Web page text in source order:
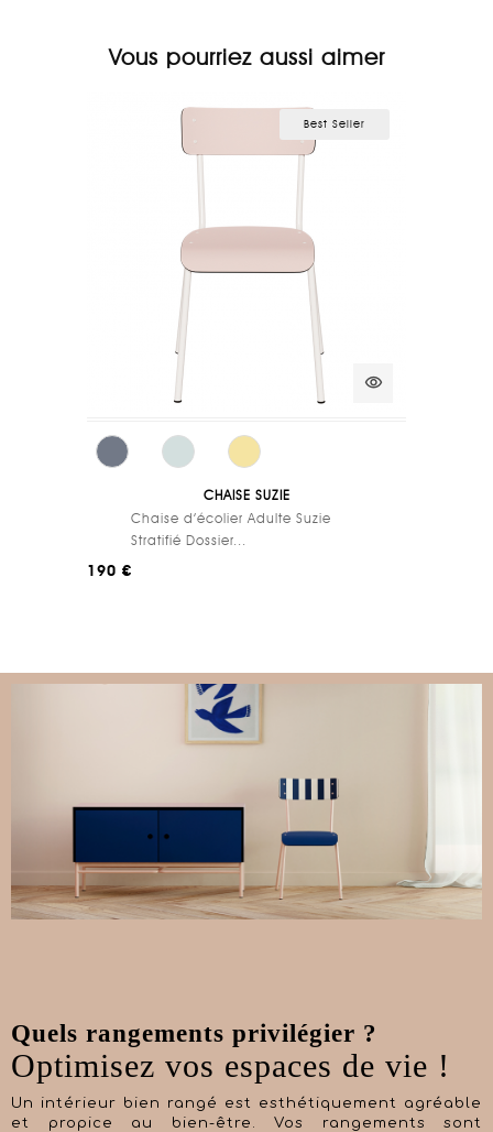
Vous pourriez aussi aimer
visibility
Best Seller
CHAISE SUZIE
Chaise d’écolier Adulte Suzie
Stratifié Dossier...
190 €
Quels rangements privilégier ?
Optimisez vos espaces de vie !
Un intérieur bien rangé est esthétiquement agréable
et propice au bien-être. Vos rangements sont